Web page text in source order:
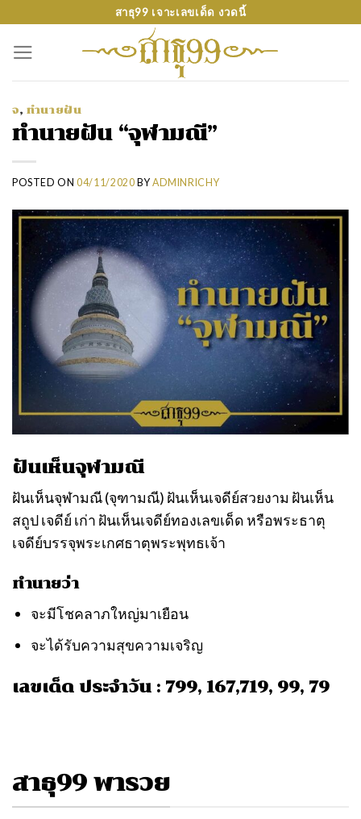
content
สาธุ99 เจาะเลขเด็ด งวดนี้
จ, ทำนายฝัน
ทำนายฝัน “จุฬามณี”
POSTED ON04/11/2020 BY ADMINRICHY
ฝันเห็นจุฬามณี
ฝันเห็นจุฬามณี (จุฑามณี) ฝันเห็นเจดีย์สวยงาม ฝันเห็น
สถูป เจดีย์ เก่า ฝันเห็นเจดีย์ทองเลขเด็ด หรือพระธาตุ
เจดีย์บรรจุพระเกศธาตุพระพุทธเจ้า
ทำนายว่า
จะมีโชคลาภใหญ่มาเยือน
จะได้รับความสุขความเจริญ
เลขเด็ด ประจำวัน : 799, 167,719, 99, 79
สาธุ99 พารวย